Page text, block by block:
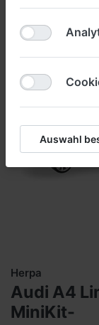
Herpa
Audi A4
MiniKit-
Auswahl